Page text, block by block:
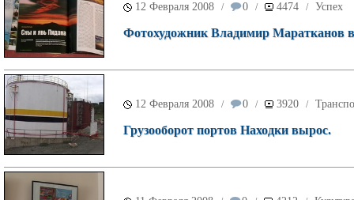
12 Февраля 2008 / 0 / 4474 / Успех
Фотохудожник Владимир Маратканов
12 Февраля 2008 / 0 / 3920 /
Грузооборот портов Находки вырос.